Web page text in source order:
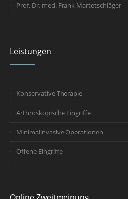
Prof. Dr. med. Frank Martetschläger
Leistungen
Konservative Therapie
Arthroskopische Eingriffe
Minimalinvasive Operationen
Offene Eingriffe
Online Zweitmeinung